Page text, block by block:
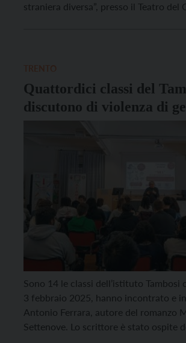
straniera diversa”, presso il Teatro del
Quattordici classi del
discutono di violenza di
lo scrittore Antonio
Sono 14 le classi dell’istituto Tambosi
3 febbraio 2025, hanno incontrato e
Antonio Ferrara, autore del romanzo
Settenove. Lo scrittore è stato ospite